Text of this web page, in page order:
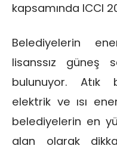
kapsamında ICCI
Belediyelerin
lisanssız güneş
bulunuyor. Atık
elektrik ve ısı
belediyelerin en
alan olarak